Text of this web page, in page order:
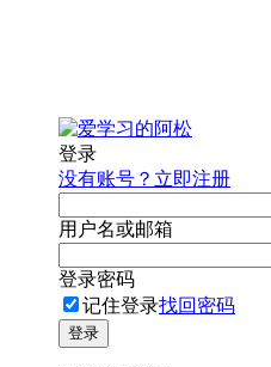
登录
没有账号？立即注册
用户名或邮箱
登录密码
记住登录找回密码
登录